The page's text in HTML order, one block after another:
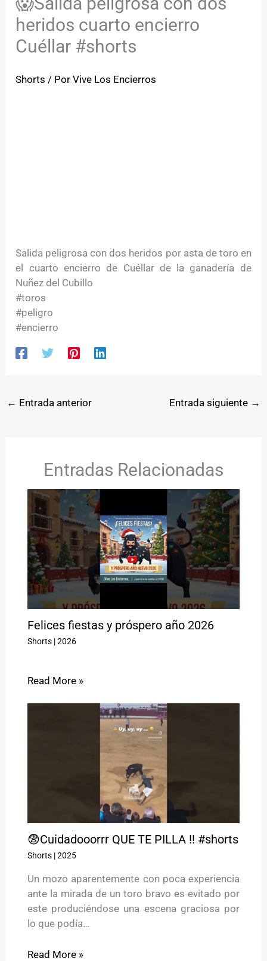
heridos cuarto encierro
Cuéllar #shorts
Shorts / PorVive Los Encierros
Salida peligrosa con dos heridos por asta de toro en
el cuarto encierro de Cuéllar de la ganadería de
Nuñez del Cubillo
#toros
#peligro
#encierro
← Entrada anterior Entrada siguiente →
Entradas Relacionadas
Felices fiestas y próspero año 2026
Shorts|2026
Read More »
😨Cuidadooorrr QUE TE PILLA !! #shorts
Shorts|2025
Un mozo aparentemente con poca experiencia
ante la mirada de un toro bravo es evitado por
este produciéndose una escena graciosa por
lo que podía…
Read More »